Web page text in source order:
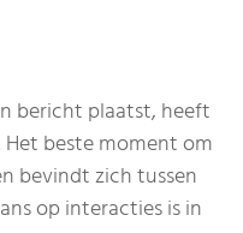
bericht plaatst, heeft
beste moment om
bevindt zich tussen
op interacties is in